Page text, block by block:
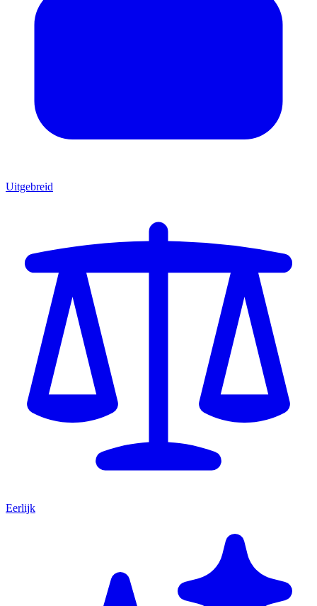
Uitgebreid
Eerlijk